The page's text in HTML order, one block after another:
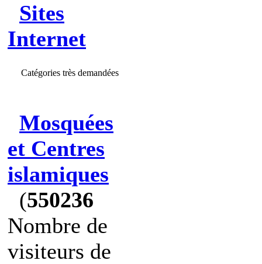
Sites
Internet
Catégories très demandées
Mosquées
et Centres
islamiques
(550236
Nombre de
visiteurs de